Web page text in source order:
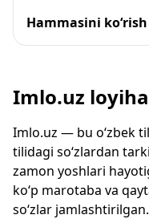
Hammasini ko‘rish
Imlo.uz
Imlo.uz — bu o‘zbek
tilidagi so‘zlardan
zamon yoshlari
ko‘p marotaba va
so‘zlar